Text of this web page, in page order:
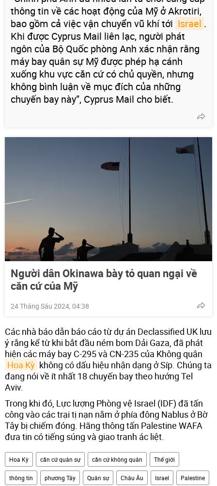
thông tin về các hoạt động của Mỹ ở Akrotiri,
bao gồm cả việc vận chuyển vũ khí tới Israel .
Khi được Cyprus Mail liên lạc, người phát
ngôn của Bộ Quốc phòng Anh xác nhận rằng
máy bay quân sự Mỹ được phép hạ cánh
xuống khu vực căn cứ có chủ quyền, nhưng
không bình luận về mục đích của những
chuyến bay này”, Cyprus Mail cho biết.
Người dân Okinawa bày tỏ quan ngại về
căn cứ của Mỹ
24 Tháng Sáu 2024, 04:38
Các nhà báo dẫn báo cáo từ dự án Declassified UK lưu
ý rằng kể từ khi bắt đầu ném bom Dải Gaza, đã phát
hiện các máy bay C-295 và CN-235 của Không quân
Hoa Kỳ không có dấu hiệu nhận dạng ở Síp. Chúng ta
đang nói về ít nhất 18 chuyến bay theo hướng Tel
Aviv.
Trong khi đó, Lực lượng Phòng vệ Israel (IDF) đã tấn
công vào các trại tị nạn nằm ở phía đông Nablus ở Bờ
Tây bị chiếm đóng. Hãng thông tấn Palestine WAFA
đưa tin có tiếng súng và giao tranh ác liệt.
Hoa Kỳ căn cứ quân sự căn cứ không quân Thế giới
thông tin phương Tây Quân sự Châu Âu Israel Palestine